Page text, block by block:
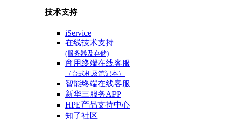
技术支持
iService
在线技术支持
(服务器及存储)
商用终端在线客服
（台式机及笔记本）
智能终端在线客服
新华三服务APP
HPE产品支持中心
知了社区